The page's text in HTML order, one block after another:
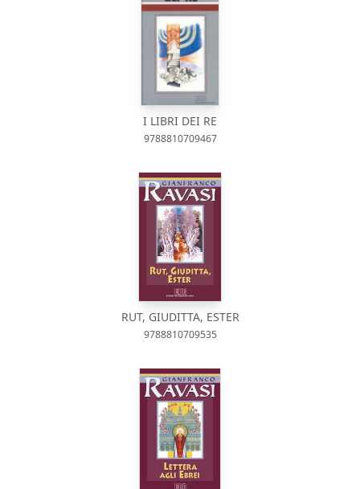
I LIBRI DEI RE
9788810709467
RUT, GIUDITTA, ESTER
9788810709535